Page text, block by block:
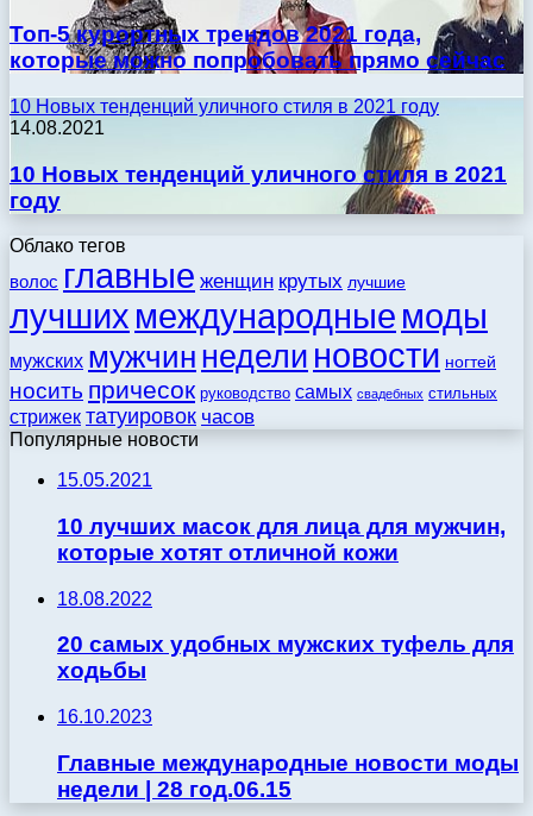
Топ-5 курортных трендов 2021 года,
которые можно попробовать прямо сейчас
10 Новых тенденций уличного стиля в 2021 году
14.08.2021
10 Новых тенденций уличного стиля в 2021
году
Облако тегов
волос главные женщин крутых лучшие
лучших международные моды
мужских мужчин недели новости ногтей
носить причесок руководство самых свадебных стильных
стрижек татуировок часов
Популярные новости
15.05.2021
10 лучших масок для лица для мужчин,
которые хотят отличной кожи
18.08.2022
20 самых удобных мужских туфель для
ходьбы
16.10.2023
Главные международные новости моды
недели | 28 год.06.15